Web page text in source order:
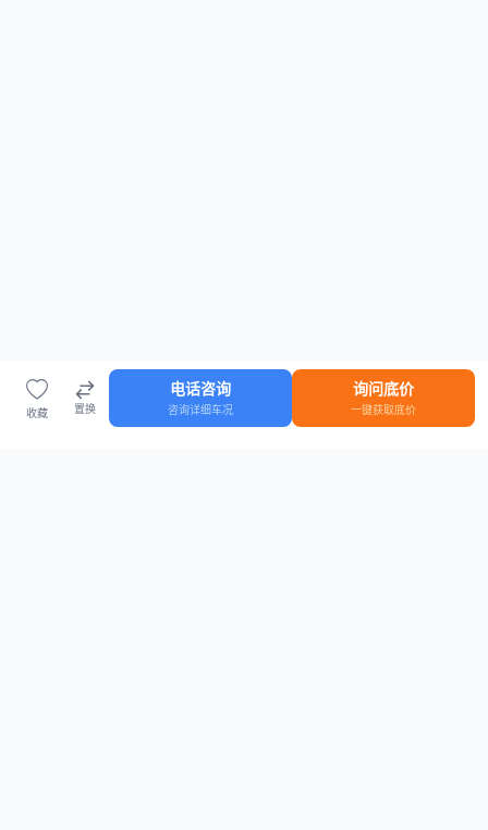
收藏 置换
电话咨询
咨询详细车况
询问底价
一键获取底价
车源 知识 登录